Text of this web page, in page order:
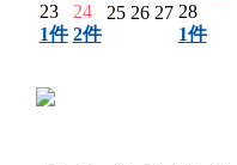
23
1件
24
2件
25 26 27 28
1件